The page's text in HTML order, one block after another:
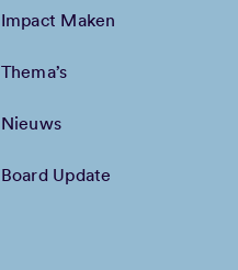
Impact Maken
Thema’s
Nieuws
Board Update